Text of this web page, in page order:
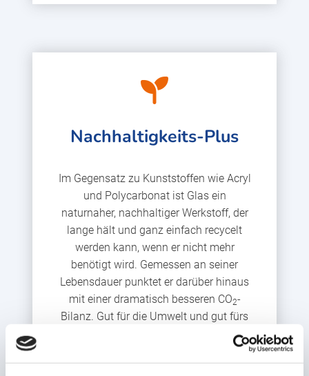
Nachhaltigkeits-Plus
Im Gegensatz zu Kunststoffen wie Acryl
und Polycarbonat ist Glas ein
naturnaher, nachhaltiger Werkstoff, der
lange hält und ganz einfach recycelt
werden kann, wenn er nicht mehr
benötigt wird. Gemessen an seiner
Lebensdauer punktet er darüber hinaus
mit einer dramatisch besseren CO2-
Bilanz. Gut für die Umwelt und gut fürs